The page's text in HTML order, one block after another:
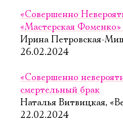
«Совершенно
«Мастерская Фоменко»
Ирина Петровская-
26.02.2024
«Совершенно
смертельный брак
Наталья Витвицкая,
22.02.2024